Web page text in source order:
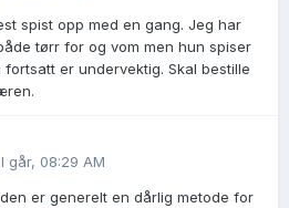
spist opp med en gang. Jeg har
tørr for og vom men hun spiser
er undervektig. Skal bestille
I går, 08:29 AM
er generelt en dårlig metode for